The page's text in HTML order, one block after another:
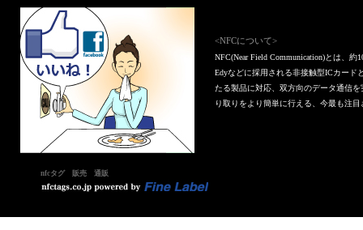
<NFCについて>
NFC(Near Field Communication)とは、
Edyなどに採用される非接触型ICカード
たる製品に対応、双方向のデータ通信
り取りをより簡単に行える、今最も注
nfcタグ 販売 通販